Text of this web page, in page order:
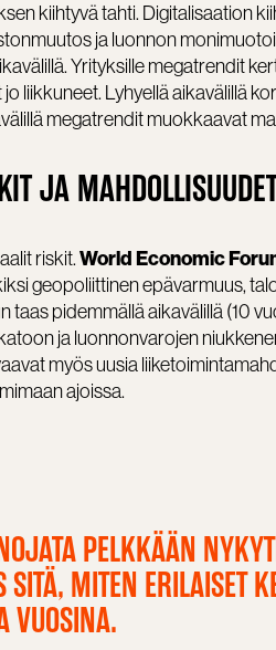
kiihtyvä tahti. Digitalisaation
ja luonnon
Yrityksille megatrendit
liikkuneet. Lyhyellä aikavälillä
megatrendit muokkaavat
JA
riskit. World Economic
geopoliittinen epävarmuus,
taas pidemmällä aikavälillä (10
ja luonnonvarojen
myös uusia
ajoissa.
PELKKÄÄN
SITÄ, MITEN ERILAISET
VUOSINA.